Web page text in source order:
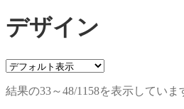
デザイン
結果の33～48/1158を表示していま